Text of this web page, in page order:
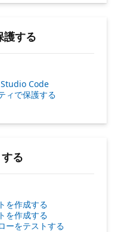
護する
Code
ィで保護する
る
を作成する
を作成する
ーをテストする